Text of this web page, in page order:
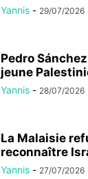
Yannis - 29/07/2026
Pedro
jeune
Yannis - 28/07/2026
La Malaisie
reconnaître
Yannis - 27/07/2026